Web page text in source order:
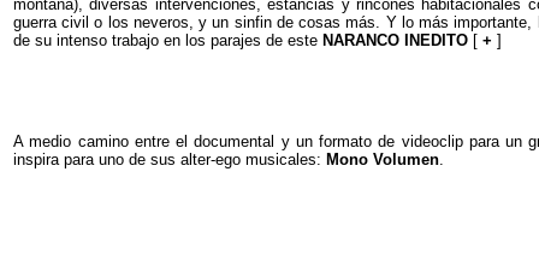
montaña), diversas intervenciones, estancias y rincones
guerra civil o los neveros, y un sinfin de cosas más. Y lo más
de su intenso trabajo en los parajes de este NARANCO INEDITO [ + ]
A medio camino entre el documental y un formato de videoclip para un
inspira para uno de sus alter-ego musicales: Mono Volumen.